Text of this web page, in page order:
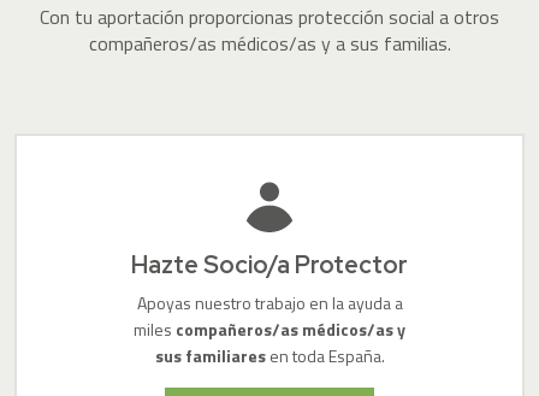
Con tu aportación proporcionas protección social a otros
compañeros/as médicos/as y a sus familias.
Hazte Socio/a Protector
Apoyas nuestro trabajo en la ayuda a
miles compañeros/as médicos/as y
sus familiaresen toda España.